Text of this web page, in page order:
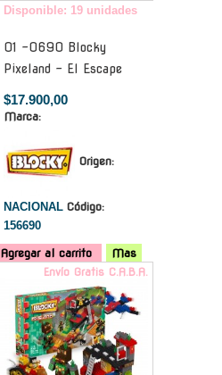
Disponible: 19 unidades
01 -0690 Blocky
Pixeland - El Escape
$17.900,00
Marca:
Origen:
NACIONAL Código:
156690
Agregar al carrito
Mas
Envío Gratis C.A.B.A.